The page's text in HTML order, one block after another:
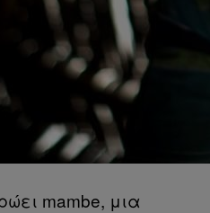
mambe, μια